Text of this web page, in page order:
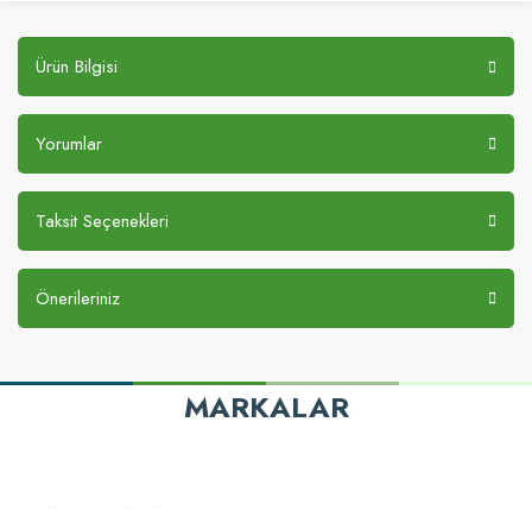
Ürün Bilgisi
Yorumlar
Taksit Seçenekleri
Önerileriniz
MARKALAR